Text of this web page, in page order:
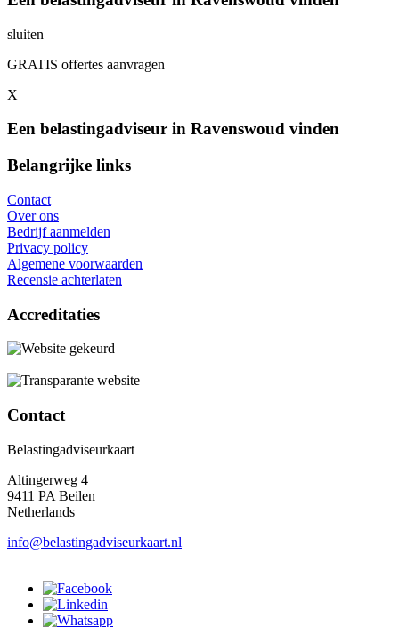
sluiten
GRATIS offertes aanvragen
X
Een belastingadviseur in Ravenswoud vinden
Belangrijke links
Contact
Over ons
Bedrijf aanmelden
Privacy policy
Algemene voorwaarden
Recensie achterlaten
Accreditaties
Contact
Belastingadviseurkaart
Altingerweg 4
9411 PA Beilen
Netherlands
info@belastingadviseurkaart.nl